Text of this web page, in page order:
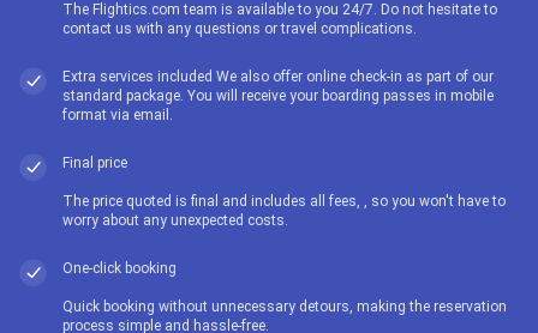
The Flightics.com team is available to you 24/7. Do not hesitate to
contact us with any questions or travel complications.
Extra services included We also offer online check-in as part of our
standard package. You will receive your boarding passes in mobile
format via email.
Final price
The price quoted is final and includes all fees, , so you won't have to
worry about any unexpected costs.
One-click booking
Quick booking without unnecessary detours, making the reservation
process simple and hassle-free.